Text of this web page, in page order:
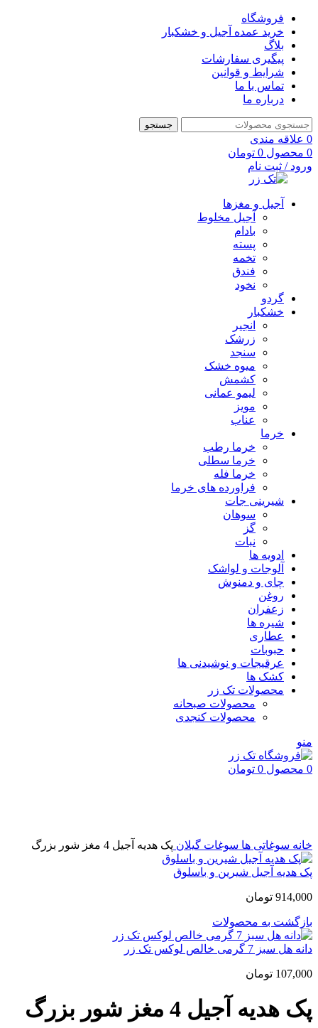
فروشگاه
خرید عمده آجیل و خشکبار
بلاگ
پیگیری سفارشات
شرایط و قوانین
تماس با ما
درباره ما
جستجو
0 علاقه مندی
0 محصول 0 تومان
ورود / ثبت نام
آجیل و مغزها
آجیل مخلوط
بادام
پسته
تخمه
فندق
نخود
گردو
خشکبار
انجیر
زرشک
سنجد
میوه خشک
کشمش
لیمو عمانی
مویز
عناب
خرما
خرما رطب
خرما سطلی
خرما فله
فراورده های خرما
شیرینی جات
سوهان
گز
نبات
ادویه ها
آلوجات و لواشک
چای و دمنوش
روغن
زعفران
شیره ها
عطاری
حبوبات
عرقیجات و نوشیدنی ها
کشک ها
محصولات تک زر
محصولات صبحانه
محصولات کنجدی
منو
0 محصول 0 تومان
خانه سوغاتی ها سوغات گیلان پک هدیه آجیل 4 مغز شور بزرگ
پک هدیه آجیل شیرین و باسلوق
914,000 تومان
بازگشت به محصولات
دانه هل سبز 7 گرمی خالص لوکس تک زر
107,000 تومان
پک هدیه آجیل 4 مغز شور بزرگ